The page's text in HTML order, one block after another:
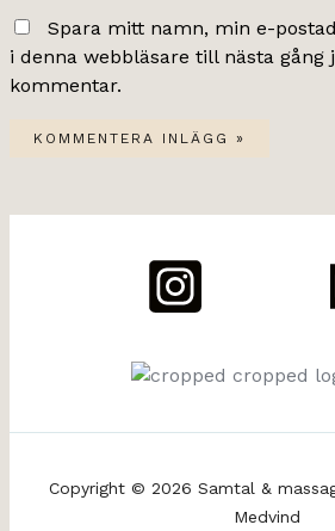
Spara mitt namn, min e-
i denna webbläsare till nästa gång
kommentar.
Copyright © 2026 Samtal &
Medvind